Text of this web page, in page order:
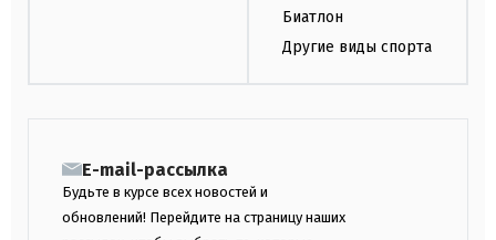
Биатлон
Другие виды спорта
E-mail-рассылка
Будьте в курсе всех новостей и
обновлений! Перейдите на страницу наших